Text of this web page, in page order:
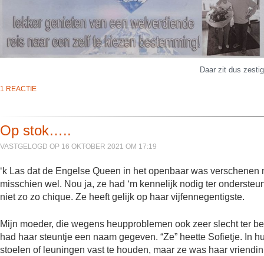
Daar zit dus
1 REACTIE
Op stok…..
VASTGELOGD OP 16 OKTOBER 2021 OM 17:19
‘k Las dat de Engelse Queen in het openbaar was
misschien wel. Nou ja, ze had ‘m kennelijk nodig ter
niet zo zo chique. Ze heeft gelijk op haar vijfennegentigste.
Mijn moeder, die wegens heupproblemen ook zeer slecht ter
had haar steuntje een naam gegeven. “Ze” heette Sofietje. In
stoelen of leuningen vast te houden, maar ze was haar